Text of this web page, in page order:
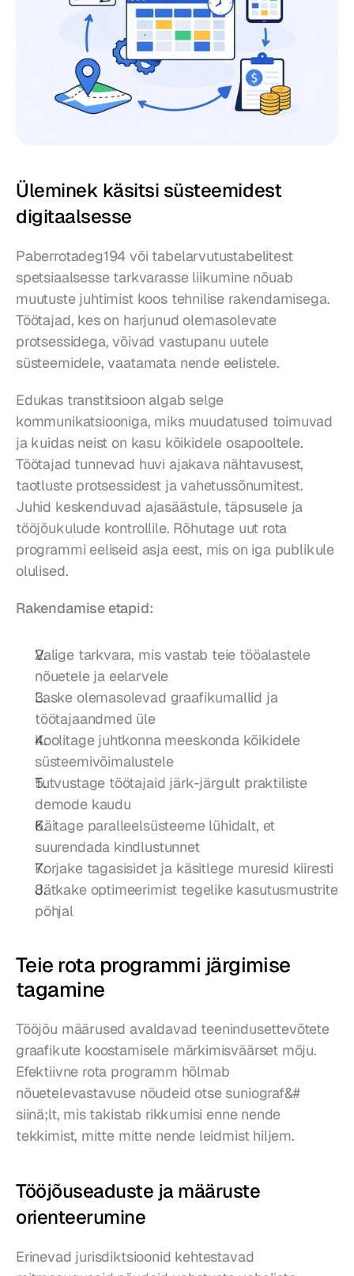
Üleminek käsitsi süsteemidest
digitaalsesse
Paberrotadeg194 või tabelarvutustabelitest
spetsiaalsesse tarkvarasse liikumine nõuab
muutuste juhtimist koos tehnilise rakendamisega.
Töötajad, kes on harjunud olemasolevate
protsessidega, võivad vastupanu uutele
süsteemidele, vaatamata nende eelistele.
Edukas transtitsioon algab selge
kommunikatsiooniga, miks muudatused toimuvad
ja kuidas neist on kasu kõikidele osapooltele.
Töötajad tunnevad huvi ajakava nähtavusest,
taotluste protsessidest ja vahetussõnumitest.
Juhid keskenduvad ajasäästule, täpsusele ja
tööjõukulude kontrollile. Rõhutage uut rota
programmi eeliseid asja eest, mis on iga publikule
olulised.
Rakendamise etapid:
Valige tarkvara, mis vastab teie tööalastele
nõuetele ja eelarvele
Laske olemasolevad graafikumallid ja
töötajaandmed üle
Koolitage juhtkonna meeskonda kõikidele
süsteemivõimalustele
Tutvustage töötajaid järk-järgult praktiliste
demode kaudu
Käitage paralleelsüsteeme lühidalt, et
suurendada kindlustunnet
Korjake tagasisidet ja käsitlege muresid kiiresti
Jätkake optimeerimist tegelike kasutusmustrite
põhjal
Teie rota programmi järgimise
tagamine
Tööjõu määrused avaldavad teenindusettevõtete
graafikute koostamisele märkimisväärset mõju.
Efektiivne rota programm hõlmab
nõuetelevastavuse nõudeid otse suniograf&#
siinä;lt, mis takistab rikkumisi enne nende
tekkimist, mitte mitte nende leidmist hiljem.
Tööjõuseaduste ja määruste
orienteerumine
Erinevad jurisdiktsioonid kehtestavad